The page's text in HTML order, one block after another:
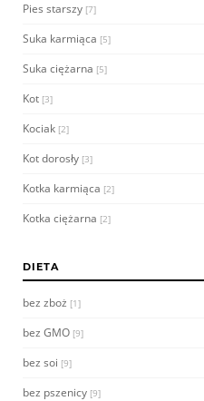
Pies starszy [7]
Suka karmiąca [5]
Suka ciężarna [5]
Kot [3]
Kociak [2]
Kot dorosły [3]
Kotka karmiąca [2]
Kotka ciężarna [2]
DIETA
bez zboż [1]
bez GMO [9]
bez soi [9]
bez pszenicy [9]